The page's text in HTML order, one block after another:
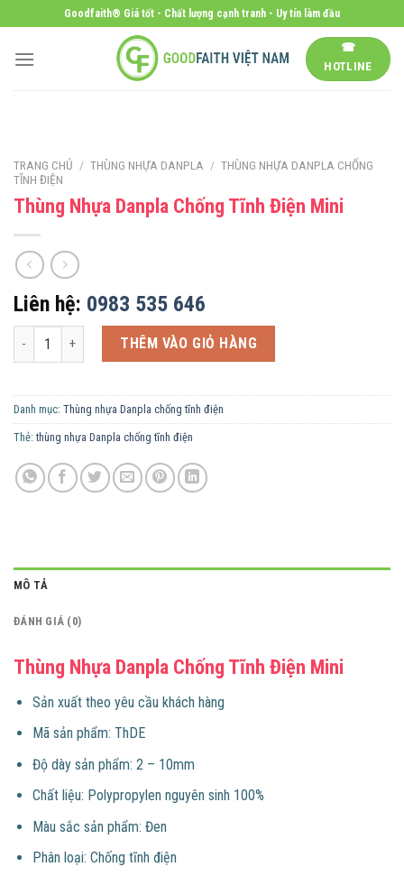
to
content
Goodfaith® Giá tốt - Chất lượng cạnh tranh - Uy tín làm đầu
☎
HOTLINE
TRANG CHỦ / THÙNG NHỰA DANPLA / THÙNG NHỰA DANPLA CHỐNG
TĨNH ĐIỆN
Thùng Nhựa Danpla Chống Tĩnh Điện Mini
Liên hệ: 0983 535 646
Thùng Nhựa Danpla Chống Tĩnh Điện Mini số lượng
THÊM VÀO GIỎ HÀNG
Danh mục: Thùng nhựa Danpla chống tĩnh điện
Thẻ:thùng nhựa Danpla chống tĩnh điện
MÔ TẢ
ĐÁNH GIÁ (0)
Thùng Nhựa Danpla Chống Tĩnh Điện Mini
Sản xuất theo yêu cầu khách hàng
Mã sản phẩm: ThDE
Độ dày sản phẩm: 2 – 10mm
Chất liệu: Polypropylen nguyên sinh 100%
Màu sắc sản phẩm: Đen
Phân loại: Chống tĩnh điện